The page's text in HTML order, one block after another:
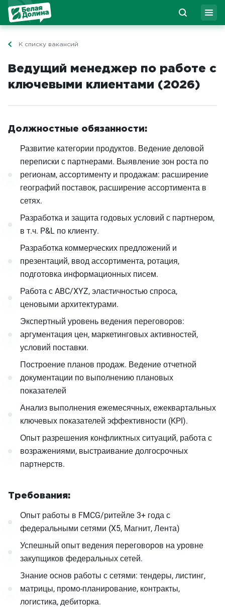
К списку вакансий
Ведущий менеджер по работе с
ключевыми клиентами (2026)
Должностные обязанности:
Развитие категории продуктов. Ведение деловой
переписки с партнерами. Выявление зон роста по
регионам, ассортименту и продажам: расширение
географий поставок, расширение ассортимента в
сетях.
Разработка и защита годовых условий с партнером,
в т.ч. P&L по клиенту.
Разработка коммерческих предложений и
презентаций, ввод ассортимента, ротация,
подготовка информационных писем.
Работа с ABC/XYZ, эластичностью спроса,
ценовыми архитектурами.
Экспертный уровень ведения переговоров:
аргументация цен, маркетинговых активностей,
условий поставки.
Построение планов продаж. Ведение отчетной
документации по выполнению плановых
показателей
Анализ выполнения ежемесячных, ежеквартальных
ключевых показателей эффективности (KPI).
Опыт разрешения конфликтных ситуаций, работа с
возражениями, выстраивание долгосрочных
партнерств.
Требования:
Опыт работы в FMCG/ритейле 3+ года с
федеральными сетями (X5, Магнит, Лента)
Успешный опыт ведения переговоров на уровне
закупщиков федеральных сетей.
Знание основ работы с сетями: тендеры, листинг,
матрицы, промо-планирование, контракты,
логистика, дебиторка.